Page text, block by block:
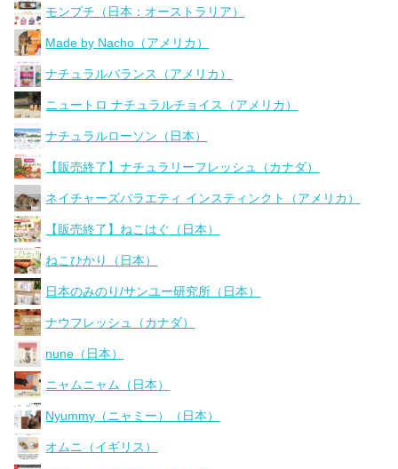
モンプチ（日本：オーストラリア）
Made by Nacho（アメリカ）
ナチュラルバランス（アメリカ）
ニュートロ ナチュラルチョイス（アメリカ）
ナチュラルローソン（日本）
【販売終了】ナチュラリーフレッシュ（カナダ）
ネイチャーズバラエティ インスティンクト（アメリカ）
【販売終了】ねこはぐ（日本）
ねこひかり（日本）
日本のみのり/サンユー研究所（日本）
ナウフレッシュ（カナダ）
nune（日本）
ニャムニャム（日本）
Nyummy（ニャミー）（日本）
オムニ（イギリス）